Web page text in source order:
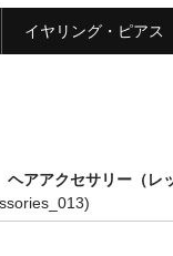
イヤリング・ピアス
アアクセサリー（レッ